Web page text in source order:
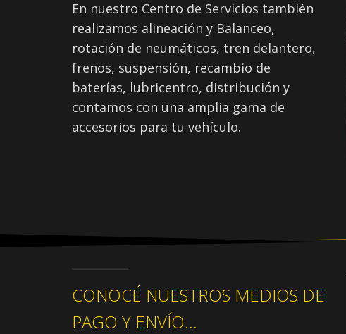
En nuestro Centro de Servicios también
realizamos alineación y Balanceo,
rotación de neumáticos, tren delantero,
frenos, suspensión, recambio de
baterías, lubricentro, distribución y
contamos con una amplia gama de
accesorios para tu vehículo.
CONOCÉ NUESTROS MEDIOS DE
PAGO Y ENVÍO...